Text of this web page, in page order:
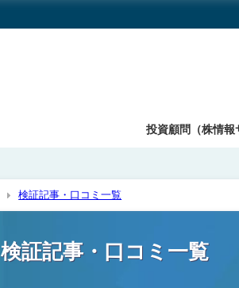
投資顧問（株情報
検証記事・口コミ一覧
検証記事・口コミ一覧